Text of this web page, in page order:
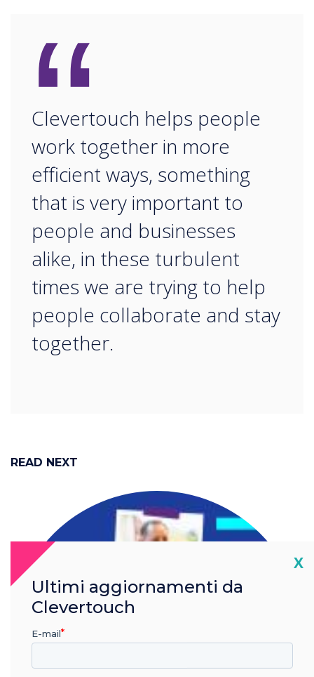
READ NEXT
“
Clevertouch helps people
work together in more
efficient ways, something
that is very important to
people and businesses
alike, in these turbulent
times we are trying to help
people collaborate and stay
together.
X
Ultimi aggiornamenti da
Clevertouch
E-mail